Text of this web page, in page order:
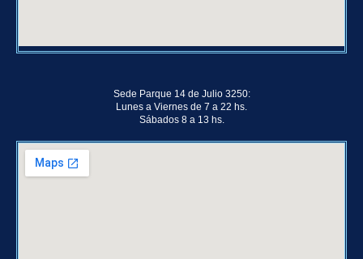
Sede Parque 14 de Julio 3250:
Lunes a Viernes de 7 a 22 hs.
Sábados 8 a 13 hs.